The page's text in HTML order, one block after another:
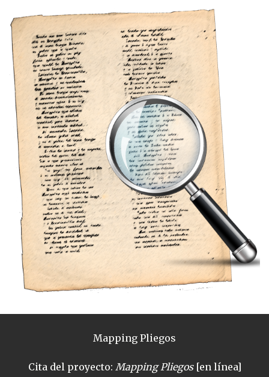
Mapping Pliegos
Cita del proyecto: Mapping Pliegos[en línea]